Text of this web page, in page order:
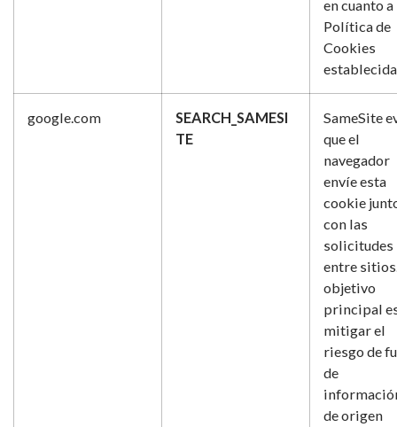
en cuanto a
Política de
Cookies
establecida
google.com
SEARCH_SAMESI
TE
SameSite
que el
navegador
envíe esta
cookie
con las
solicitudes
entre
objetivo
principal
mitigar el
riesgo de
de
de origen